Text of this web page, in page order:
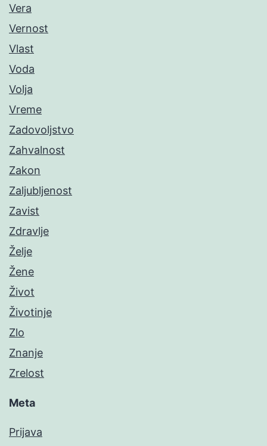
Vera
Vernost
Vlast
Voda
Volja
Vreme
Zadovoljstvo
Zahvalnost
Zakon
Zaljubljenost
Zavist
Zdravlje
Želje
Žene
Život
Životinje
Zlo
Znanje
Zrelost
Meta
Prijava